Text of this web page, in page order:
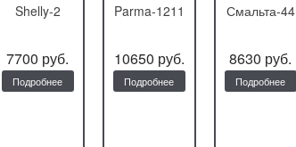
Shelly-2
7700 руб.
Подробнее
Parma-1211
10650 руб.
Подробнее
Смальта-44
8630 руб.
Подробнее